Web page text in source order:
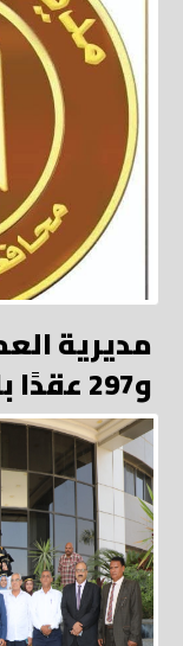
و297 عقدًا بالخارج